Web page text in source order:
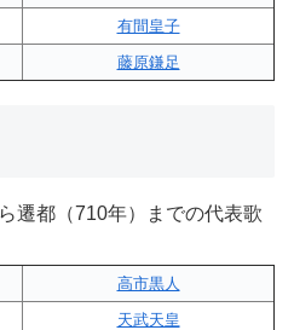
有間皇子
藤原鎌足
遷都（710年）までの代表歌
高市黒人
天武天皇